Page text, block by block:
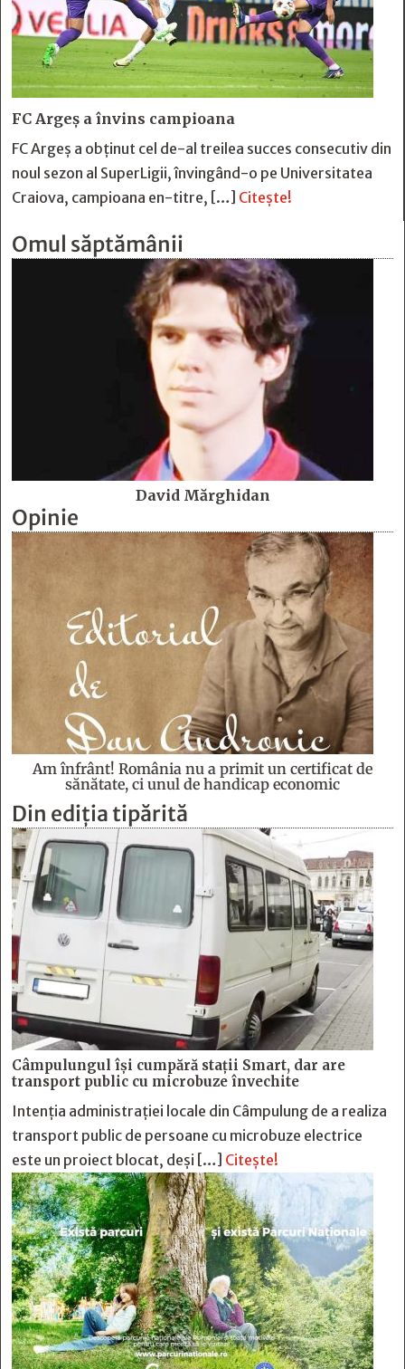
FC Argeş a învins campioana
FC Argeş a obţinut cel de-al treilea succes consecutiv din
noul sezon al SuperLigii, învingând-o pe Universitatea
Craiova, campioana en-titre, […] Citește!
Omul săptămânii
David Mărghidan
Opinie
Am înfrânt! România nu a primit un certificat de
sănătate, ci unul de handicap economic
Din ediția tipărită
Câmpulungul îşi cumpără staţii Smart, dar are
transport public cu microbuze învechite
Intenția administrației locale din Câmpulung de a realiza
transport public de persoane cu microbuze electrice
este un proiect blocat, deși […] Citește!